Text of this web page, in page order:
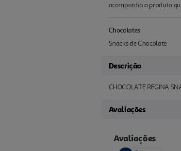
acompanha o produto
Chocolates
Snacks de Chocolate
Descrição
CHOCOLATE REGINA
Avaliações